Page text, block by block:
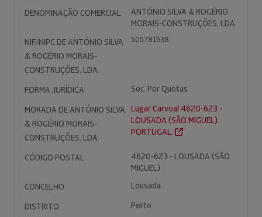
DENOMINAÇÃO COMERCIAL
ANTÓNIO SILVA & ROGÉRIO
MORAIS-CONSTRUÇÕES, LDA.
NIF/NIPC DE ANTÓNIO SILVA
& ROGÉRIO MORAIS-
CONSTRUÇÕES, LDA.
505781638
FORMA JURÍDICA
Soc. Por Quotas
MORADA DE ANTÓNIO SILVA
& ROGÉRIO MORAIS-
CONSTRUÇÕES, LDA.
Lugar Carvoal 4620-623 -
LOUSADA (SÃO MIGUEL).
PORTUGAL.
CÓDIGO POSTAL
4620-623 - LOUSADA (SÃO
MIGUEL)
CONCELHO
Lousada
DISTRITO
Porto